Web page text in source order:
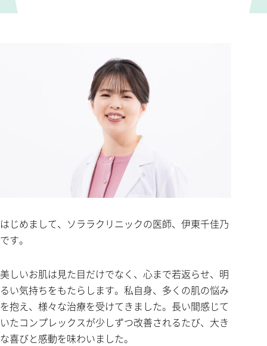
はじめまして、ソララクリニックの医師、伊東千佳乃
です。
美しいお肌は見た目だけでなく、心まで若返らせ、明
るい気持ちをもたらします。私自身、多くの肌の悩み
を抱え、様々な治療を受けてきました。長い間感じて
いたコンプレックスが少しずつ改善されるたび、大き
な喜びと感動を味わいました。